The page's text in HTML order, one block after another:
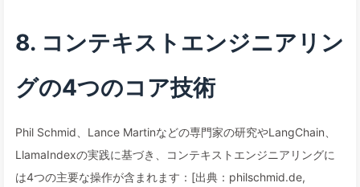
8. コンテキストエンジニアリン
グの4つのコア技術
Phil Schmid、Lance Martinなどの専門家の研究やLangChain、
LlamaIndexの実践に基づき、コンテキストエンジニアリングに
は4つの主要な操作が含まれます：[出典：philschmid.de,